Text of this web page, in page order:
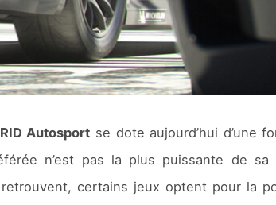
Autosport se dote aujourd’hui d’une
n’est pas la plus puissante de sa
certains jeux optent pour la